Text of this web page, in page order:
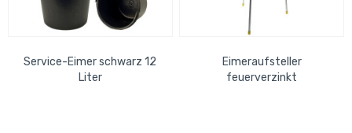
Service-Eimer schwarz 12
Liter
Eimeraufsteller
feuerverzinkt